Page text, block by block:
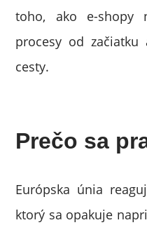
toho, ako e-shopy
procesy od začiatku
cesty.
Prečo sa
Európska únia
ktorý sa opakuje